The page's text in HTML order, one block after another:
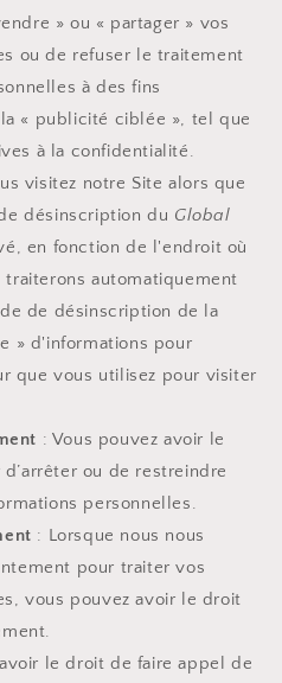
» ou « partager » vos
ou de refuser le traitement
à des fins
« publicité ciblée », tel que
à la confidentialité.
visitez notre Site alors que
désinscription du Global
en fonction de l'endroit où
automatiquement
de désinscription de la
» d'informations pour
que vous utilisez pour visiter
: Vous pouvez avoir le
ou de restreindre
personnelles.
: Lorsque nous nous
pour traiter vos
vous pouvez avoir le droit
le droit de faire appel de